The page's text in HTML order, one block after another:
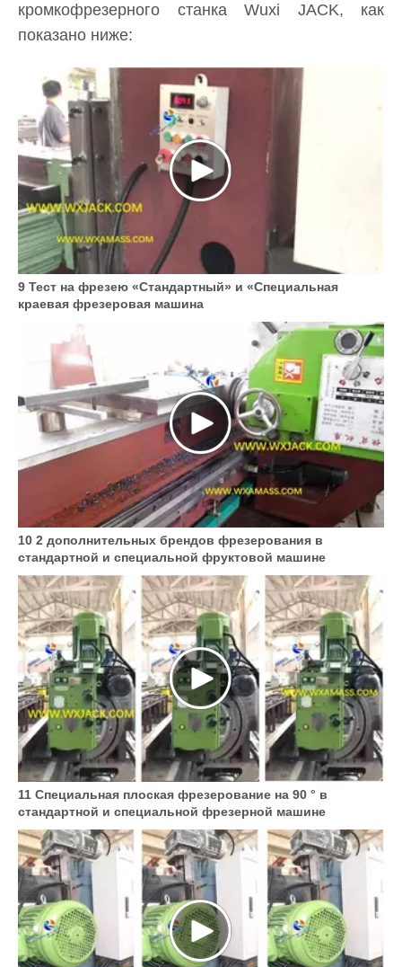
кромкофрезерного станка Wuxi JACK, как
показано ниже:
9 Тест на фрезею «Стандартный» и «Специальная
краевая фрезеровая машина
10 2 дополнительных брендов фрезерования в
стандартной и специальной фруктовой машине
11 Специальная плоская фрезерование на 90 ° в
стандартной и специальной фрезерной машине